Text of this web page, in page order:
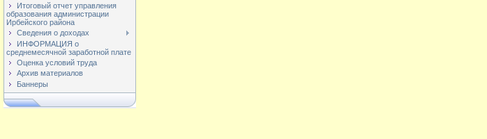
Итоговый отчет управления
образования администрации
Ирбейского района
Сведения о доходах
ИНФОРМАЦИЯ о
среднемесячной заработной плате
Оценка условий труда
Архив материалов
Баннеры